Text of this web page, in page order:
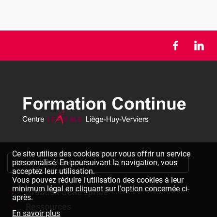
Ce site utilise des cookies pour vous offrir un service
personnalisé. En poursuivant la navigation, vous
acceptez leur utilisation.
Vous pouvez réduire l'utilisation des cookies à leur
minimum légal en cliquant sur l'option concernée ci-
après.
En savoir plus
S'inscrire à la newsletter
Création d'entreprise
Formations à la création d'entreprise